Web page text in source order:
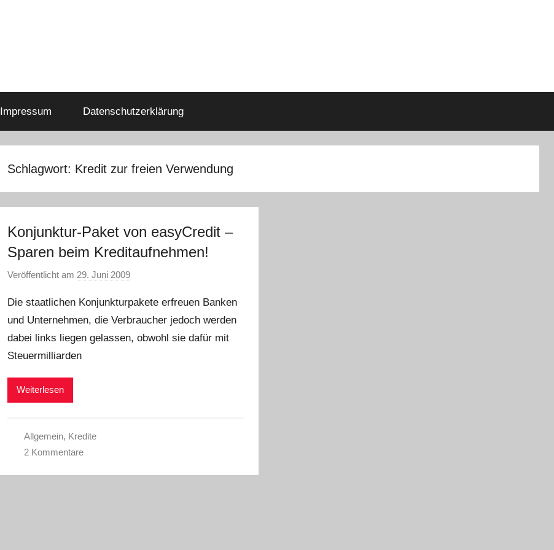
Impressum Datenschutzerklärung
Schlagwort: Kredit zur freien Verwendung
Konjunktur-Paket von easyCredit –
Sparen beim Kreditaufnehmen!
Veröffentlicht am 29. Juni 2009v
n
Die staatlichen Konjunkturpakete erfreuen Banken
und Unternehmen, die Verbraucher jedoch werden
dabei links liegen gelassen, obwohl sie dafür mit
Steuermilliarden
Weiterlesen
Allgemein, Kredite
2 Kommentare